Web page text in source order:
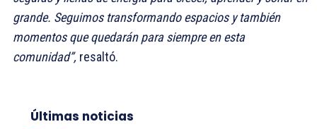
grande. Seguimos transformando espacios y también
momentos que quedarán para siempre en esta
comunidad”, resaltó.
Últimas noticias